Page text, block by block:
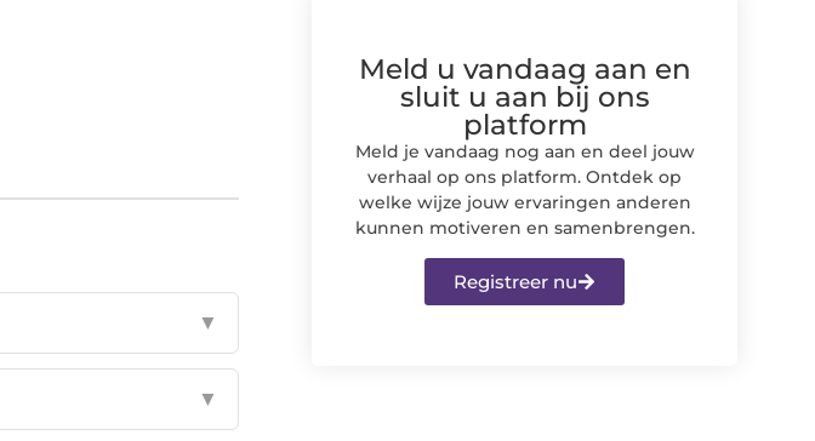
▼
▼
Meld u vandaag aan en
sluit u aan bij ons
platform
Meld je vandaag nog aan en deel jouw
verhaal op ons platform. Ontdek op
welke wijze jouw ervaringen anderen
kunnen motiveren en samenbrengen.
Registreer nu